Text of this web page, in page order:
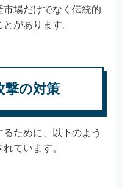
場だけでなく伝統的
があります。
撃の対策
ために、以下のよう
ています。